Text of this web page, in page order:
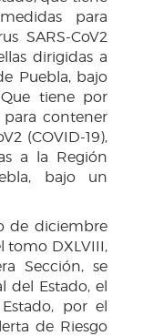
para
SARS-CoV2
dirigidas a
Puebla, bajo
tiene por
contener
(COVID-19),
a la Región
bajo un
de diciembre
tomo DXLVIII,
Sección, se
del Estado, el
por el
de Riesgo